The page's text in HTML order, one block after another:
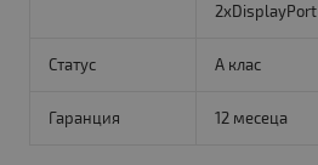
2xDisplayPort
Статус A клас
Гаранция 12 месеца